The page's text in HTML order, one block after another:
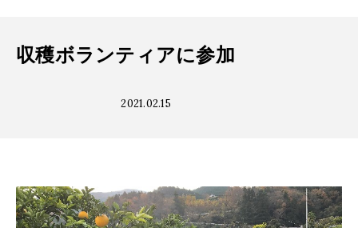
2021.02.15
収穫ボランティアに参加